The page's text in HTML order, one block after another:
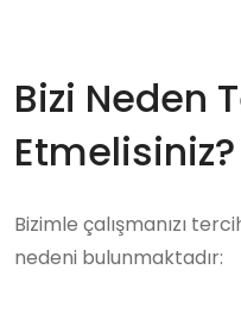
Bizi Neden
Etmelisiniz?
Bizimle çalışmanızı
nedeni bulunmaktadır: